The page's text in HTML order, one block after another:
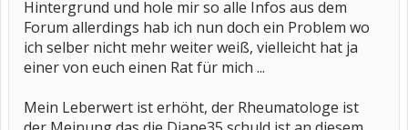
Hintergrund und hole mir so alle Infos aus dem
Forum allerdings hab ich nun doch ein Problem wo
ich selber nicht mehr weiter weiß, vielleicht hat ja
einer von euch einen Rat für mich ...
Mein Leberwert ist erhöht, der Rheumatologe ist